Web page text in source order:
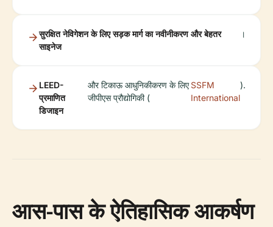
सुरक्षित नेविगेशन के लिए सड़क मार्ग का नवीनीकरण और बेहतर
साइनेज
।
LEED-
प्रमाणित
डिजाइन
और टिकाऊ आधुनिकीकरण के लिए
जीपीएस प्रौद्योगिकी (
SSFM
International
).
आस-पास के ऐतिहासिक आकर्षण